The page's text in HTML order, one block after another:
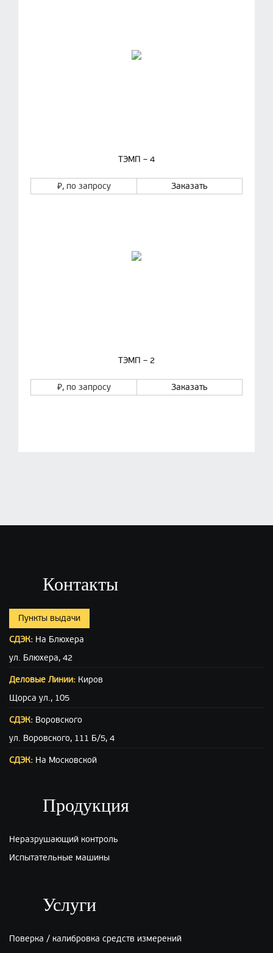
ТЭМП – 4
₽, по запросу Заказать
ТЭМП – 2
₽, по запросу Заказать
Контакты
Пункты выдачи
СДЭК: На Блюхера
ул. Блюхера, 42
Деловые Линии: Киров
Щорса ул., 105
СДЭК: Воровского
ул. Воровского, 111 Б/5, 4
СДЭК: На Московской
Киров
г.Киров, ул.Производственная 22
Продукция
Неразрушающий контроль
Испытательные машины
Услуги
Поверка / калибровка средств измерений